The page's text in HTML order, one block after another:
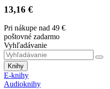
13,16 €
Pri nákupe nad 49 €
poštovné zadarmo
Vyhľadávanie
Knihy
E-knihy
Audioknihy